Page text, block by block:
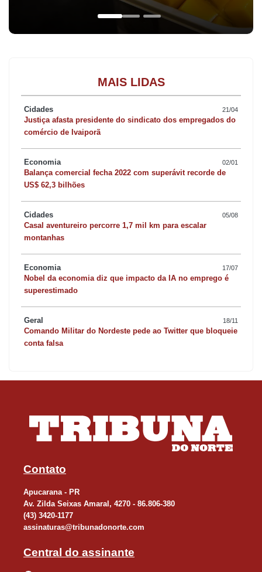
MAIS LIDAS
Cidades 21/04
Justiça afasta presidente do sindicato dos empregados do
comércio de Ivaiporã
Economia 02/01
Balança comercial fecha 2022 com superávit recorde de
US$ 62,3 bilhões
Cidades 05/08
Casal aventureiro percorre 1,7 mil km para escalar
montanhas
Economia 17/07
Nobel da economia diz que impacto da IA no emprego é
superestimado
Geral 18/11
Comando Militar do Nordeste pede ao Twitter que bloqueie
conta falsa
Contato
Apucarana - PR
Av. Zilda Seixas Amaral, 4270 - 86.806-380
(43) 3420-1177
assinaturas@tribunadonorte.com
Central do assinante